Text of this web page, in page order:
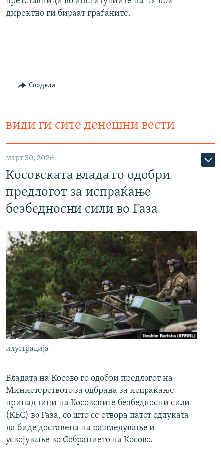
директно ги бираат граѓаните.
Сподели
види ги сите денешни вести
март 30, 2026
Косовската влада го одобри
предлогот за испраќање
безбедносни сили во Газа
илустрација
Владата на Косово го одобри предлогот на
Министерството за одбрана за испраќање
припадници на Косовските безбедносни сили
(КБС) во Газа, со што се отвора патот одлуката
да биде доставена на разгледување и
усвојување во Собранието на Косово.